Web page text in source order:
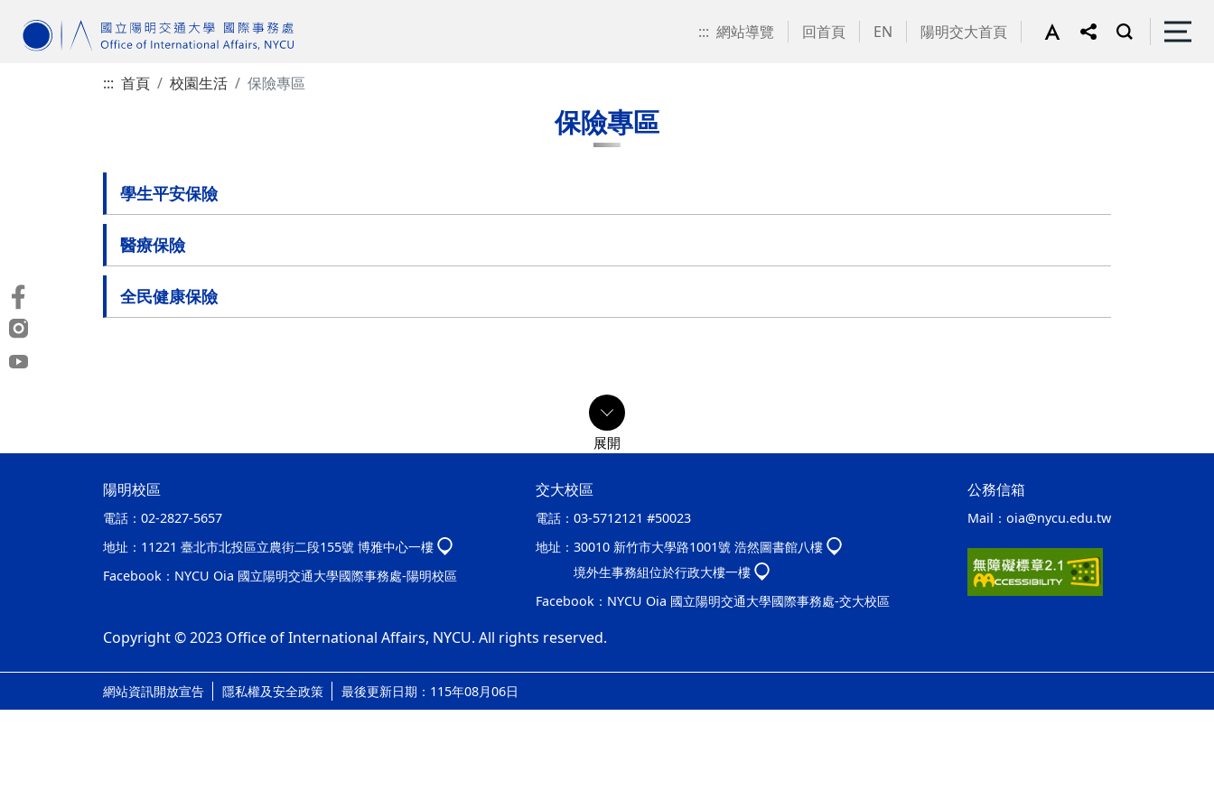
::: 網站導覽 回首頁 EN 陽明交大首頁
::: 首頁 校園生活 保險專區
保險專區
學生平安保險
醫療保險
全民健康保險
陽明校區
電話： 02-2827-5657
地址： 11221 臺北市北投區立農街二段155號 博雅中心一樓
Facebook： NYCU Oia 國立陽明交通大學國際事務處-陽明校區
交大校區
電話： 03-5712121 #50023
地址： 30010 新竹市大學路1001號 浩然圖書館八樓
境外生事務組位於行政大樓一樓
Facebook： NYCU Oia 國立陽明交通大學國際事務處-交大校區
公務信箱
Mail： oia@nycu.edu.tw
Copyright © 2023 Office of International Affairs, NYCU. All rights reserved.
網站資訊開放宣告 隱私權及安全政策 最後更新日期：115年08月06日